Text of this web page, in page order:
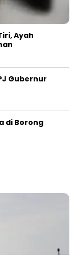
Ayah
Gubernur
di Borong